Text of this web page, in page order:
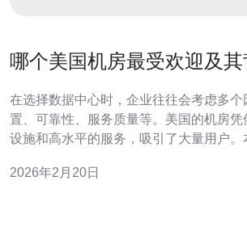
哪个美国机房最受欢迎及其
在选择数据中心时，企业往往会考虑多个
置、可靠性、服务质量等。美国的机房凭
设施和高水平的服务，吸引了大量用户。
个美国机房最受欢迎？ 根据市场调查，位
2026年2月20日